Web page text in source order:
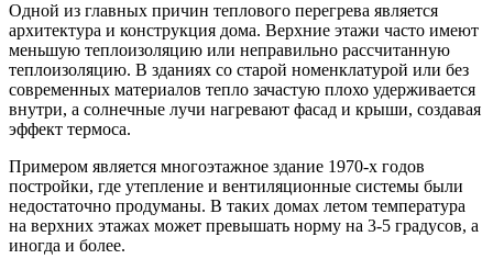
Одной из главных причин теплового перегрева является
архитектура и конструкция дома. Верхние этажи часто имеют
меньшую теплоизоляцию или неправильно рассчитанную
теплоизоляцию. В зданиях со старой номенклатурой или без
современных материалов тепло зачастую плохо удерживается
внутри, а солнечные лучи нагревают фасад и крыши, создавая
эффект термоса.
Примером является многоэтажное здание 1970-х годов
постройки, где утепление и вентиляционные системы были
недостаточно продуманы. В таких домах летом температура
на верхних этажах может превышать норму на 3-5 градусов, а
иногда и более.